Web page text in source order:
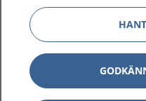
1177 tryggt
På 1177.se får du råd
sjukdomar och vilka
Logga in för att läsa